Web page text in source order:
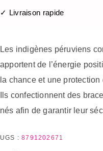
✓ Livraison rapide
Les indigènes péruviens
apportent de l’énergie
la chance et une
Ils confectionnent des
nés afin de garantir leur
UGS :8791202671